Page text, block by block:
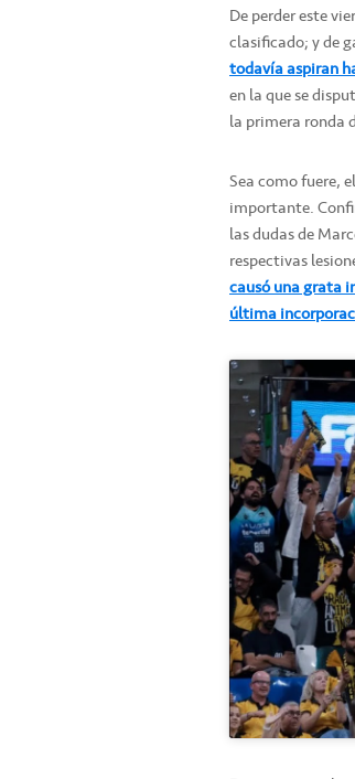
De perder este
clasificado; y de
todavía aspiran
en la que se
la primera ronda
Sea como fuere,
importante.
las dudas de
respectivas
causó una grata
última